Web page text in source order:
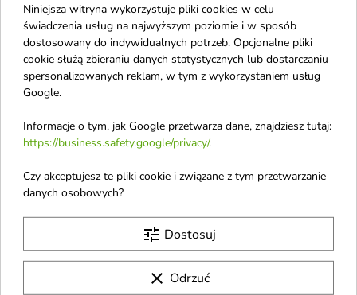
Silcare
Silcatil
Sister Young
SKIN1004
SkinFood
SkinTra
Skrzypovita
So!Flow
Some By Mi
Niniejsza witryna wykorzystuje pliki cookies w celu
świadczenia usług na najwyższym poziomie i w sposób
dostosowany do indywidualnych potrzeb. Opcjonalne pliki
cookie służą zbieraniu danych statystycznych lub dostarczaniu
spersonalizowanych reklam, w tym z wykorzystaniem usług
Google.
Informacje o tym, jak Google przetwarza dane, znajdziesz tutaj:
https://business.safety.google/privacy/.
Czy akceptujesz te pliki cookie i związane z tym przetwarzanie
danych osobowych?
tune Dostosuj
clear Odrzuć